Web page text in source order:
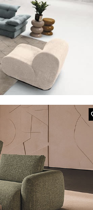
relevables et dossiers "up &
2 accoudoirs relevables et 2